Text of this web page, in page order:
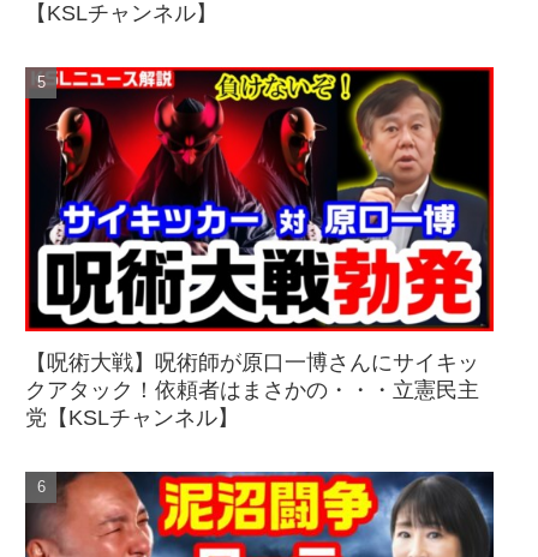
【KSLチャンネル】
【呪術大戦】呪術師が原口一博さんにサイキッ
クアタック！依頼者はまさかの・・・立憲民主
党【KSLチャンネル】